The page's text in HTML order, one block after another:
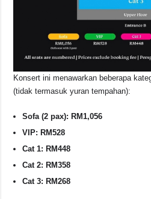
Konsert ini menawarkan beberapa
(tidak termasuk yuran tempahan):
Sofa (2 pax): RM1,056
VIP: RM528
Cat 1: RM448
Cat 2: RM358
Cat 3: RM268